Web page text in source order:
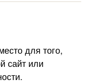
для того,
сайт или